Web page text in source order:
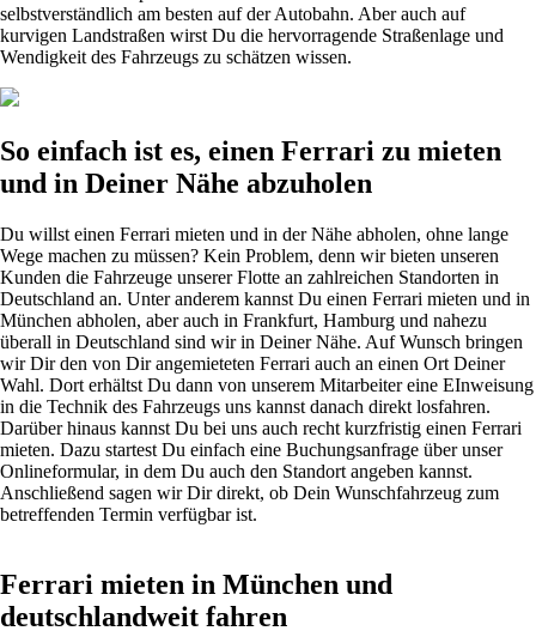
selbstverständlich am besten auf der Autobahn. Aber auch auf
kurvigen Landstraßen wirst Du die hervorragende Straßenlage und
Wendigkeit des Fahrzeugs zu schätzen wissen.
So einfach ist es, einen Ferrari zu mieten
und in Deiner Nähe abzuholen
Du willst einen Ferrari mieten und in der Nähe abholen, ohne lange
Wege machen zu müssen? Kein Problem, denn wir bieten unseren
Kunden die Fahrzeuge unserer Flotte an zahlreichen Standorten in
Deutschland an. Unter anderem kannst Du einen Ferrari mieten und in
München abholen, aber auch in Frankfurt, Hamburg und nahezu
überall in Deutschland sind wir in Deiner Nähe. Auf Wunsch bringen
wir Dir den von Dir angemieteten Ferrari auch an einen Ort Deiner
Wahl. Dort erhältst Du dann von unserem Mitarbeiter eine EInweisung
in die Technik des Fahrzeugs uns kannst danach direkt losfahren.
Darüber hinaus kannst Du bei uns auch recht kurzfristig einen Ferrari
mieten. Dazu startest Du einfach eine Buchungsanfrage über unser
Onlineformular, in dem Du auch den Standort angeben kannst.
Anschließend sagen wir Dir direkt, ob Dein Wunschfahrzeug zum
betreffenden Termin verfügbar ist.
Ferrari mieten in München und
deutschlandweit fahren